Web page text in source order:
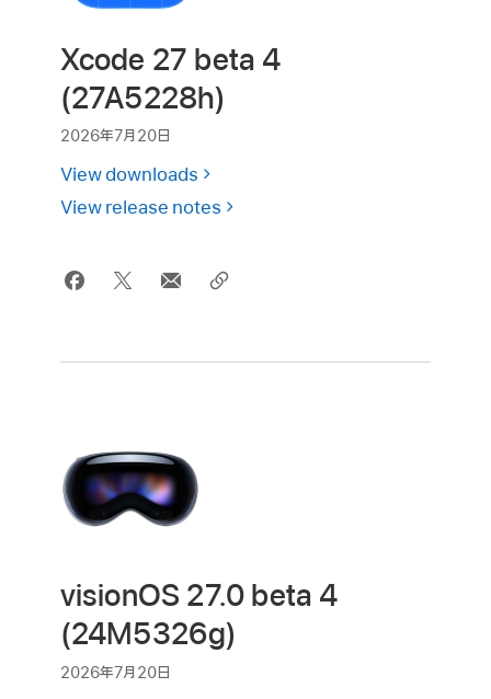
Xcode 27 beta 4
(27A5228h)
2026年7月20日
View downloads
View release notes
visionOS 27.0 beta 4
(24M5326g)
2026年7月20日